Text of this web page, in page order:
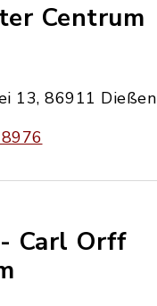
Centrum
13, 86911 Dießen
Carl Orff